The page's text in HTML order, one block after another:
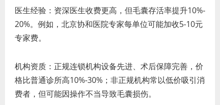
医生经验：资深医生收费更高，但毛囊存活率提升10%-
20%。例如，北京协和医院专家每单位可能加收5-10元
专家费。
机构资质：正规连锁机构设备先进、术后保障完善，价
格比普通诊所高10%-30%；非正规机构常以低价吸引消
费者，但可能因操作不当导致毛囊损伤。